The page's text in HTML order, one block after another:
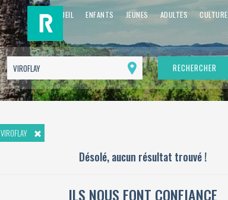
ACCUEIL ENFANTS JEUNES ADULTES CULTURE
Me
géolocaliser
RECHERCHER
VIROFLAY
Désolé, aucun résultat trouvé !
ILS NOUS FONT CONFIANCE